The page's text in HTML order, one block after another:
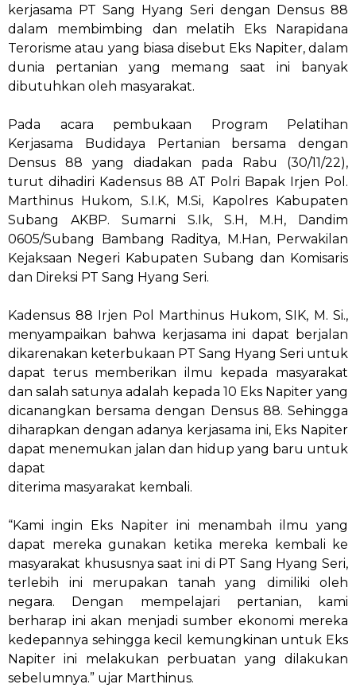
kerjasama PT Sang Hyang Seri dengan Densus 88
dalam membimbing dan melatih Eks Narapidana
Terorisme atau yang biasa disebut Eks Napiter, dalam
dunia pertanian yang memang saat ini banyak
dibutuhkan oleh masyarakat.
Pada acara pembukaan Program Pelatihan
Kerjasama Budidaya Pertanian bersama dengan
Densus 88 yang diadakan pada Rabu (30/11/22),
turut dihadiri Kadensus 88 AT Polri Bapak Irjen Pol.
Marthinus Hukom, S.I.K, M.Si, Kapolres Kabupaten
Subang AKBP. Sumarni S.Ik, S.H, M.H, Dandim
0605/Subang Bambang Raditya, M.Han, Perwakilan
Kejaksaan Negeri Kabupaten Subang dan Komisaris
dan Direksi PT Sang Hyang Seri.
Kadensus 88 Irjen Pol Marthinus Hukom, SIK, M. Si.,
menyampaikan bahwa kerjasama ini dapat berjalan
dikarenakan keterbukaan PT Sang Hyang Seri untuk
dapat terus memberikan ilmu kepada masyarakat
dan salah satunya adalah kepada 10 Eks Napiter yang
dicanangkan bersama dengan Densus 88. Sehingga
diharapkan dengan adanya kerjasama ini, Eks Napiter
dapat menemukan jalan dan hidup yang baru untuk
dapat
diterima masyarakat kembali.
“Kami ingin Eks Napiter ini menambah ilmu yang
dapat mereka gunakan ketika mereka kembali ke
masyarakat khususnya saat ini di PT Sang Hyang Seri,
terlebih ini merupakan tanah yang dimiliki oleh
negara. Dengan mempelajari pertanian, kami
berharap ini akan menjadi sumber ekonomi mereka
kedepannya sehingga kecil kemungkinan untuk Eks
Napiter ini melakukan perbuatan yang dilakukan
sebelumnya.” ujar Marthinus.